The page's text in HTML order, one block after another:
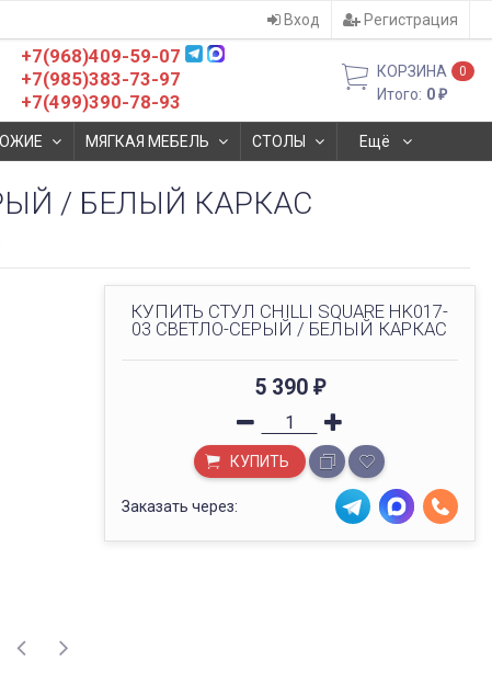
Вход Регистрация
+7(968)409-59-07
+7(985)383-73-97
+7(499)390-78-93
КОРЗИНА 0
Итого: 0₽
МЯГКАЯ МЕБЕЛЬ СТОЛЫ Ещё
/ БЕЛЫЙ КАРКАС
КУПИТЬ СТУЛ CHILLI SQUARE HK017-
03 СВЕТЛО-СЕРЫЙ / БЕЛЫЙ КАРКАС
5 390 ₽
КУПИТЬ
Заказать через: